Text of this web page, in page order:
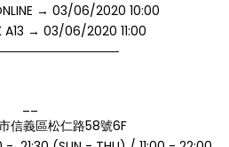
→ 03/06/2020 10:00
A13 → 03/06/2020 11:00
信義區松仁路58號6F